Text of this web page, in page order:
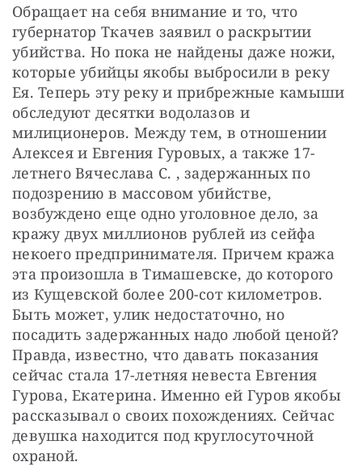
Обращает на себя внимание и то, что
губернатор Ткачев заявил о раскрытии
убийства. Но пока не найдены даже ножи,
которые убийцы якобы выбросили в реку
Ея. Теперь эту реку и прибрежные камыши
обследуют десятки водолазов и
милиционеров. Между тем, в отношении
Алексея и Евгения Гуровых, а также 17-
летнего Вячеслава С. , задержанных по
подозрению в массовом убийстве,
возбуждено еще одно уголовное дело, за
кражу двух миллионов рублей из сейфа
некоего предпринимателя. Причем кража
эта произошла в Тимашевске, до которого
из Кущевской более 200-сот километров.
Быть может, улик недостаточно, но
посадить задержанных надо любой ценой?
Правда, известно, что давать показания
сейчас стала 17-летняя невеста Евгения
Гурова, Екатерина. Именно ей Гуров якобы
рассказывал о своих похождениях. Сейчас
девушка находится под круглосуточной
охраной.